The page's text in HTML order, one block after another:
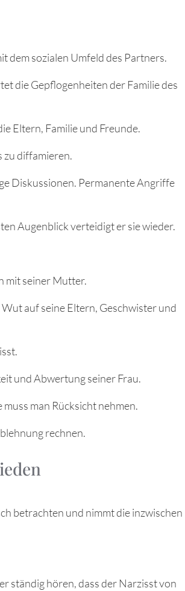
dem sozialen Umfeld des Partners.
die Gepflogenheiten der Familie des
Eltern, Familie und Freunde.
zu diffamieren.
Diskussionen. Permanente Angriffe
Augenblick verteidigt er sie wieder.
mit seiner Mutter.
auf seine Eltern, Geschwister und
und Abwertung seiner Frau.
man Rücksicht nehmen.
rechnen.
betrachten und nimmt die inzwischen
ständig hören, dass der Narzisst von